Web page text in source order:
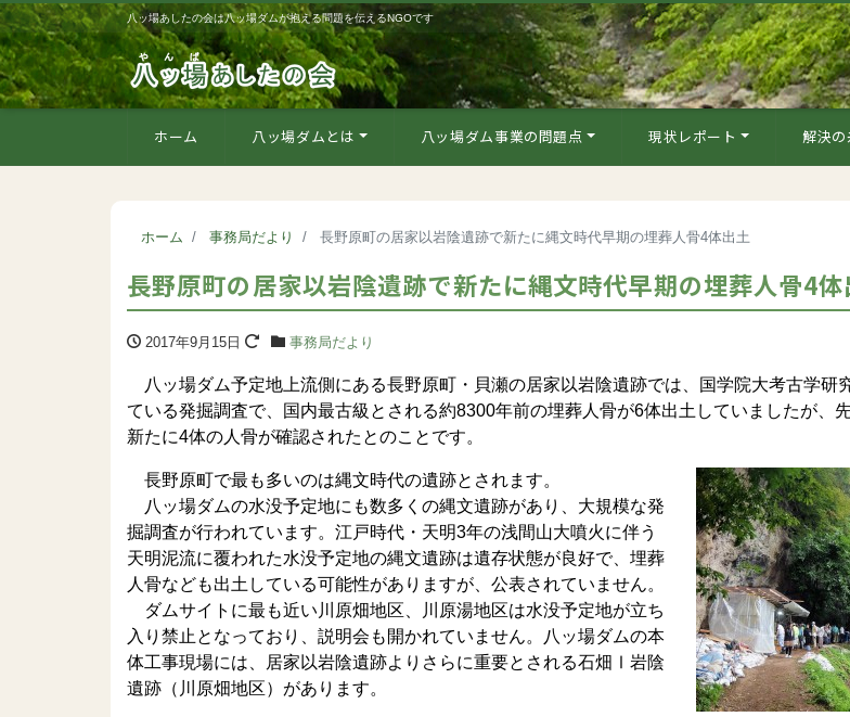
八ッ場あしたの会は八ッ場ダムが抱える問題を伝えるNGOです
ホーム 八ッ場ダムとは 八ッ場ダム事業の問題点 現状レポート 解決の
ホーム 事務局だより 長野原町の居家以岩陰遺跡で新たに縄文時代早期の埋葬人骨4体出土
長野原町の居家以岩陰遺跡で新たに縄文時代早期の埋葬人骨4
2017年9月15日 事務局だより
八ッ場ダム予定地上流側にある長野原町・貝瀬の居家以岩陰遺跡では、国学院大考古学研
ている発掘調査で、国内最古級とされる約8300年前の埋葬人骨が6体出土していましたが、
新たに4体の人骨が確認されたとのことです。
長野原町で最も多いのは縄文時代の遺跡とされます。
八ッ場ダムの水没予定地にも数多くの縄文遺跡があり、大規模な発
掘調査が行われています。江戸時代・天明3年の浅間山大噴火に伴う
天明泥流に覆われた水没予定地の縄文遺跡は遺存状態が良好で、埋葬
人骨なども出土している可能性がありますが、公表されていません。
ダムサイトに最も近い川原畑地区、川原湯地区は水没予定地が立ち
入り禁止となっており、説明会も開かれていません。八ッ場ダムの本
体工事現場には、居家以岩陰遺跡よりさらに重要とされる石畑Ⅰ岩陰
遺跡（川原畑地区）があります。